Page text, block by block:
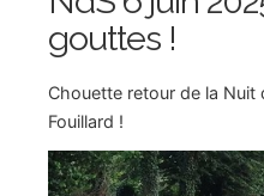
gouttes !
Chouette retour de la
Fouillard !